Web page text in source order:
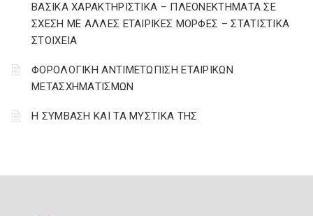
ΒΑΣΙΚΑ ΧΑΡΑΚΤΗΡΙΣΤΙΚΑ – ΠΛΕΟΝΕΚΤΗΜΑΤΑ ΣΕ
ΣΧΕΣΗ ΜΕ ΑΛΛΕΣ ΕΤΑΙΡΙΚΕΣ ΜΟΡΦΕΣ – ΣΤΑΤΙΣΤΙΚΑ
ΣΤΟΙΧΕΙΑ
ΦΟΡΟΛΟΓΙΚΗ ΑΝΤΙΜΕΤΩΠΙΣΗ ΕΤΑΙΡΙΚΩΝ
ΜΕΤΑΣΧΗΜΑΤΙΣΜΩΝ
Η ΣΥΜΒΑΣΗ ΚΑΙ ΤΑ ΜΥΣΤΙΚΑ ΤΗΣ